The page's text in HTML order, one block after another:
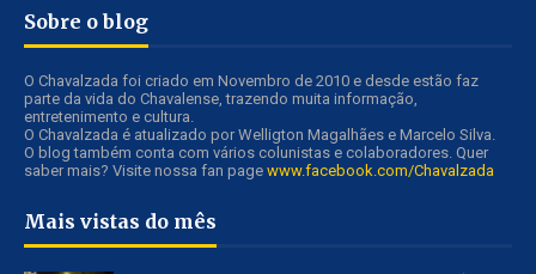
Sobre o blog
O Chavalzada foi criado em Novembro de 2010 e desde estão faz
parte da vida do Chavalense, trazendo muita informação,
entretenimento e cultura.
O Chavalzada é atualizado por Welligton Magalhães e Marcelo Silva.
O blog também conta com vários colunistas e colaboradores. Quer
saber mais? Visite nossa fan page www.facebook.com/Chavalzada
Mais vistas do mês